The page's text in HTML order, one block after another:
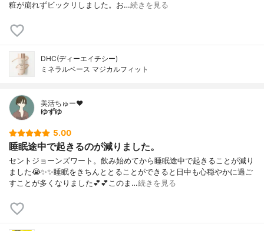
粧が崩れずビックリしました。お…続きを見る
DHC(ディーエイチシー)
ミネラルベース マジカルフィット
美活ちゅー❤️
ゆずゆ
5.00
睡眠途中で起きるのが減りました。
セントジョーンズワート。飲み始めてから睡眠途中で起きることが減り
ました😭✨✨睡眠をきちんととることができると日中も心穏やかに過ご
すことが多くなりました💕💕このま…続きを見る